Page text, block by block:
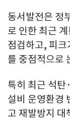
동서발전은 정
로 인한 최근
점검하고, 피크
를 중점적으로
특히 최근 석탄
설비 운영환경
고 재발방지 대